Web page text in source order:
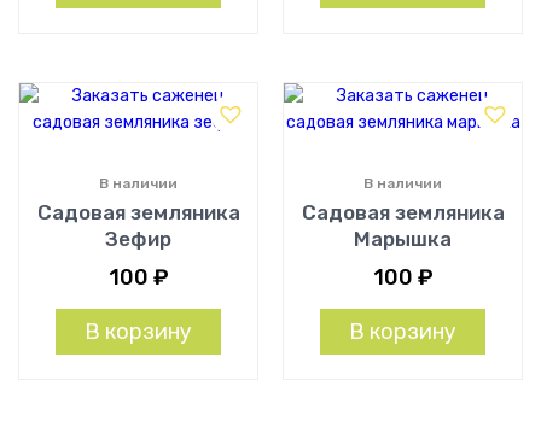
Садовая земляника
Зефир
В наличии
100 ₽
В корзину
Садовая земляника
Марышка
В наличии
100 ₽
В корзину